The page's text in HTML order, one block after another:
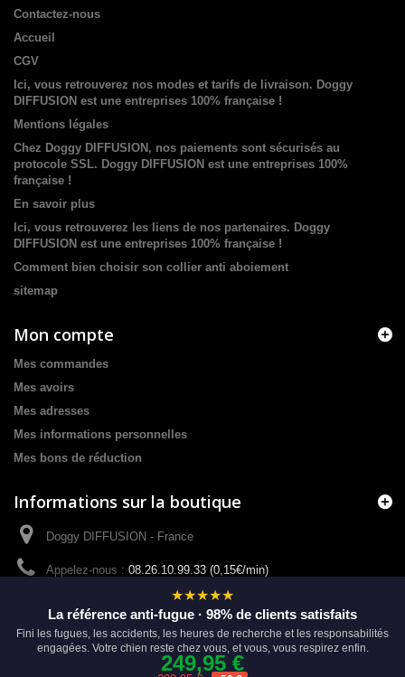
★★★★★
La référence anti-fugue · 98% de clients satisfaits
Fini les fugues, les accidents, les heures de recherche et les responsabilités
engagées. Votre chien reste chez vous, et vous, vous respirez enfin.
249,95 €
Contactez-nous
Accueil
CGV
Ici, vous retrouverez nos modes et tarifs de livraison. Doggy
DIFFUSION est une entreprises 100% française !
Mentions légales
Chez Doggy DIFFUSION, nos paiements sont sécurisés au
protocole SSL. Doggy DIFFUSION est une entreprises 100%
française !
En savoir plus
Ici, vous retrouverez les liens de nos partenaires. Doggy
DIFFUSION est une entreprises 100% française !
Comment bien choisir son collier anti aboiement
sitemap
Mon compte
Mes commandes
Mes avoirs
Mes adresses
Mes informations personnelles
Mes bons de réduction
Informations sur la boutique
Doggy DIFFUSION - France
Appelez-nous : 08.26.10.99.33 (0,15€/min)
Cliquez sur -Contactez-nous- tout en haut de cette page
pour nous envoyer un e-mail.